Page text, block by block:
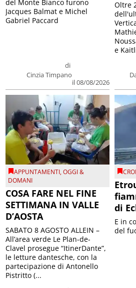
di
Cinzia Timpano
il 08/08/2026
del Monte Bianco furono
Jacques Balmat e Michel
Gabriel Paccard
Oltre
e
APPUNTAMENTI,OGGI &
DOMANI
COSA FARE NEL FINE
SETTIMANA IN VALLE
D’AOSTA
SABATO 8 AGOSTO ALLEIN –
All’area verde Le Plan-de-
Clavel prosegue “ItinerDante”,
le letture dantesche, con la
partecipazione di Antonello
Pistritto (...
di
E in
del